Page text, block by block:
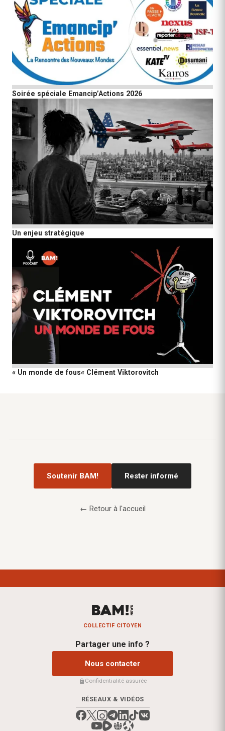
Soirée spéciale Emancip’Actions 2026
Un enjeu stratégique
« Un monde de fous« Clément Viktorovitch
Soutenir BAM! Rester informé
← Retour à l'accueil
COLLECTIF CITOYEN
Partager une info ?
Nous contacter
Confidentialité assurée
RÉSEAUX & VIDÉOS